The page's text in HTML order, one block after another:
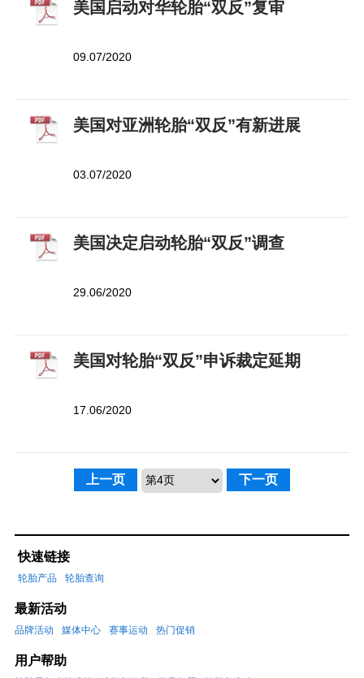
美国启动对华轮胎“双反”复审
09.07/2020
美国对亚洲轮胎“双反”有新进展
03.07/2020
美国决定启动轮胎“双反”调查
29.06/2020
美国对轮胎“双反”申诉裁定延期
17.06/2020
上一页 下一页
快速链接
轮胎产品 轮胎查询
最新活动
品牌活动 媒体中心 赛事运动 热门促销
用户帮助